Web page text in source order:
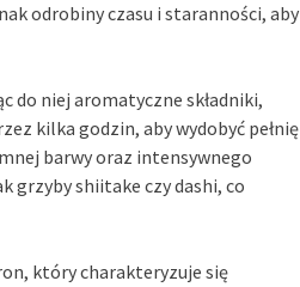
odrobiny czasu i staranności, aby
do niej aromatyczne składniki,
kilka godzin, aby wydobyć pełnię
barwy oraz intensywnego
grzyby shiitake czy dashi, co
który charakteryzuje się